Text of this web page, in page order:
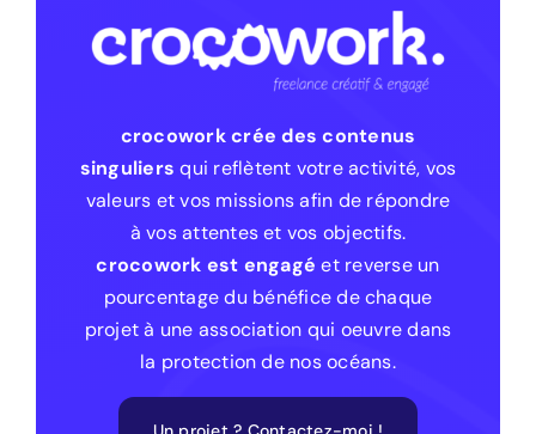
crocowork crée des contenus
singuliers qui reflètent votre activité, vos
valeurs et vos missions afin de répondre
à vos attentes et vos objectifs.
crocowork est engagé et reverse un
pourcentage du bénéfice de chaque
projet à une association qui oeuvre dans
la protection de nos océans.